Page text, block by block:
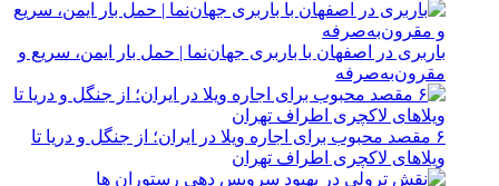
باربری در اصفهان با باربری جهان‌نما | حمل بار ایمن، سریع و
مقرون‌به‌صرفه
۶ مقصد محبوب برای اجاره ویلا در ایران؛ از جنگل و دریا تا
ویلاهای لاکچری اطراف تهران